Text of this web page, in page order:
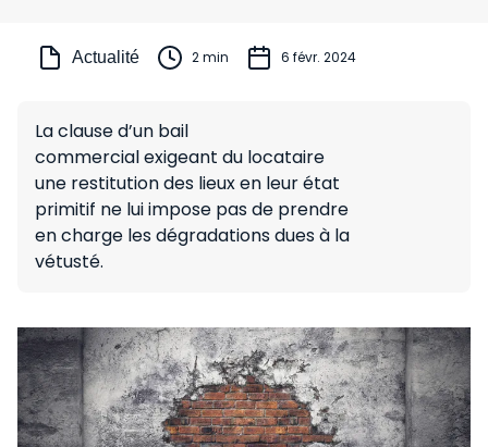
Actualité 2 min 6 févr. 2024
La clause d’un bail
commercial exigeant du locataire
une restitution des lieux en leur état
primitif ne lui impose pas de prendre
en charge les dégradations dues à la
vétusté.